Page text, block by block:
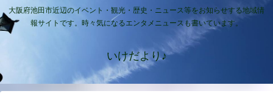
大阪府池田市近辺のイベント・観光・歴史・ニュース等をお知らせする地域情
報サイトです。時々気になるエンタメニュースも書いています。
いけだより♪